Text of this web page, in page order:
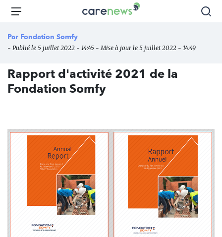
Aller
principal
Carenews,
des
de
l'engagement
Menu
Par Fondation Somfy
- Publié le 5 juillet 2022 - 14:45 - Mise à jour le 5 juillet 2022 - 14:49
Rapport d'activité 2021 de la
Fondation Somfy